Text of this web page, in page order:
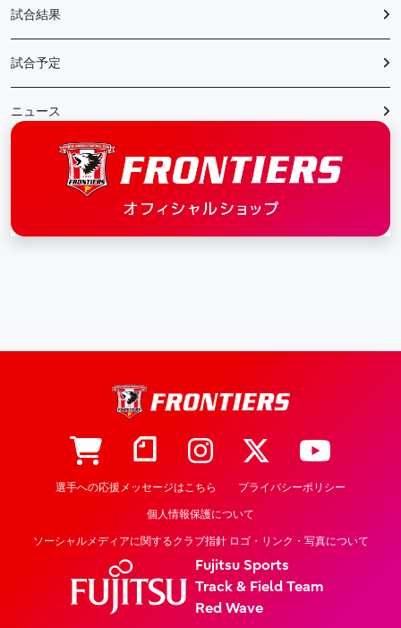
試合結果
試合予定
ニュース
選手への応援メッセージはこちら プライバシーポリシー
個人情報保護について
ソーシャルメディアに関するクラブ指針 ロゴ・リンク・写真について
Fujitsu Sports
Track & Field Team
Red Wave